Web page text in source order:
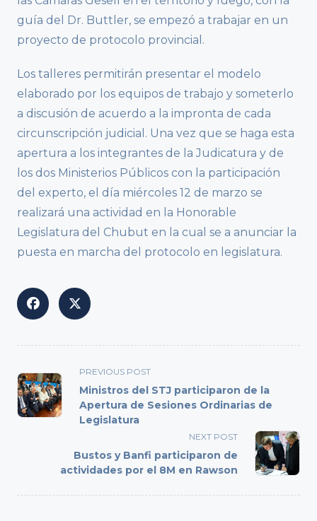
guía del Dr. Buttler, se empezó a trabajar en un
proyecto de protocolo provincial.
Los talleres permitirán presentar el modelo
elaborado por los equipos de trabajo y someterlo
a discusión de acuerdo a la impronta de cada
circunscripción judicial. Una vez que se haga esta
apertura a los integrantes de la Judicatura y de
los dos Ministerios Públicos con la participación
del experto, el día miércoles 12 de marzo se
realizará una actividad en la Honorable
Legislatura del Chubut en la cual se a anunciar la
puesta en marcha del protocolo en legislatura.
<span
class="nav-
subtitle
screen-
text">Page</span>
PREVIOUS POST
Ministros del STJ participaron de la
Apertura de Sesiones Ordinarias de
Legislatura
NEXT POST
Bustos y Banfi participaron de
actividades por el 8M en Rawson